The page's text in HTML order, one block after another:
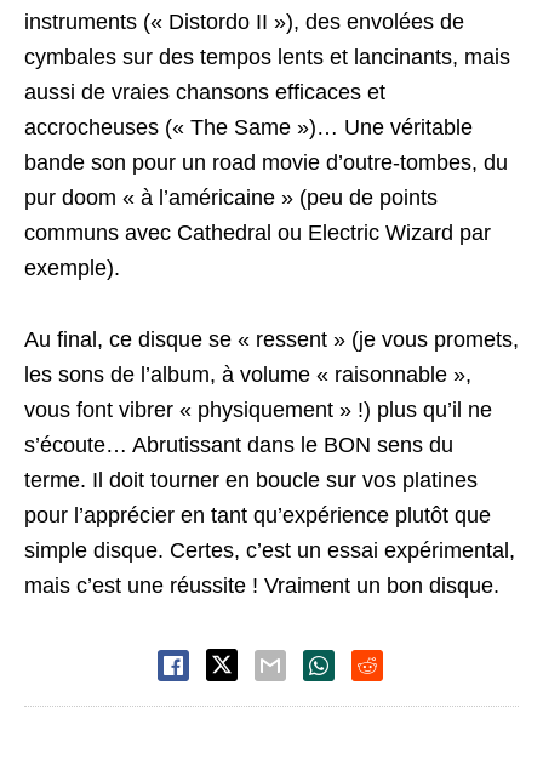
instruments (« Distordo II »), des envolées de
cymbales sur des tempos lents et lancinants, mais
aussi de vraies chansons efficaces et
accrocheuses (« The Same »)… Une véritable
bande son pour un road movie d’outre-tombes, du
pur doom « à l’américaine » (peu de points
communs avec Cathedral ou Electric Wizard par
exemple).
Au final, ce disque se « ressent » (je vous promets,
les sons de l’album, à volume « raisonnable »,
vous font vibrer « physiquement » !) plus qu’il ne
s’écoute… Abrutissant dans le BON sens du
terme. Il doit tourner en boucle sur vos platines
pour l’apprécier en tant qu’expérience plutôt que
simple disque. Certes, c’est un essai expérimental,
mais c’est une réussite ! Vraiment un bon disque.